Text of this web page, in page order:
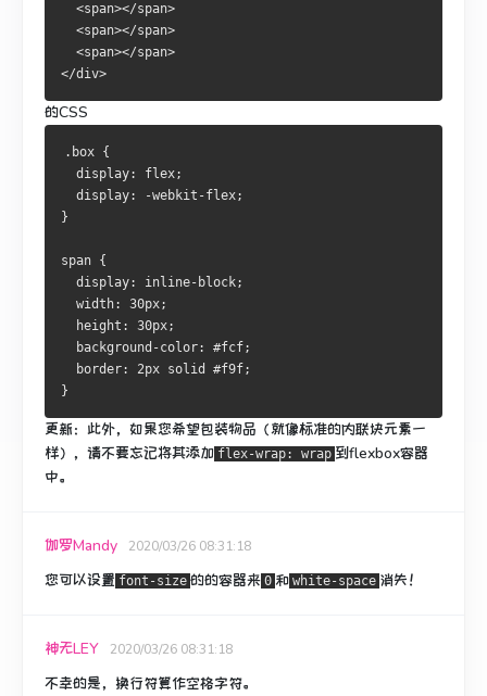
  <span></span>
  <span></span>
  <span></span>
</div>
的CSS
.box {
  display: flex;
  display: -webkit-flex;
}
span {
  display: inline-block;
  width: 30px;
  height: 30px;
  background-color: #fcf;
  border: 2px solid #f9f;
}
更新： 此外，如果您希望包装物品（就像标准的内联块元素一
样），请不要忘记将其添加 flex-wrap: wrap 到flexbox容器
中。
伽罗Mandy 2020/03/26 08:31:18
您可以设置 font-size 的的容器来 0 和 white-space 消失！
神无LEY 2020/03/26 08:31:18
不幸的是，换行符算作空格字符。